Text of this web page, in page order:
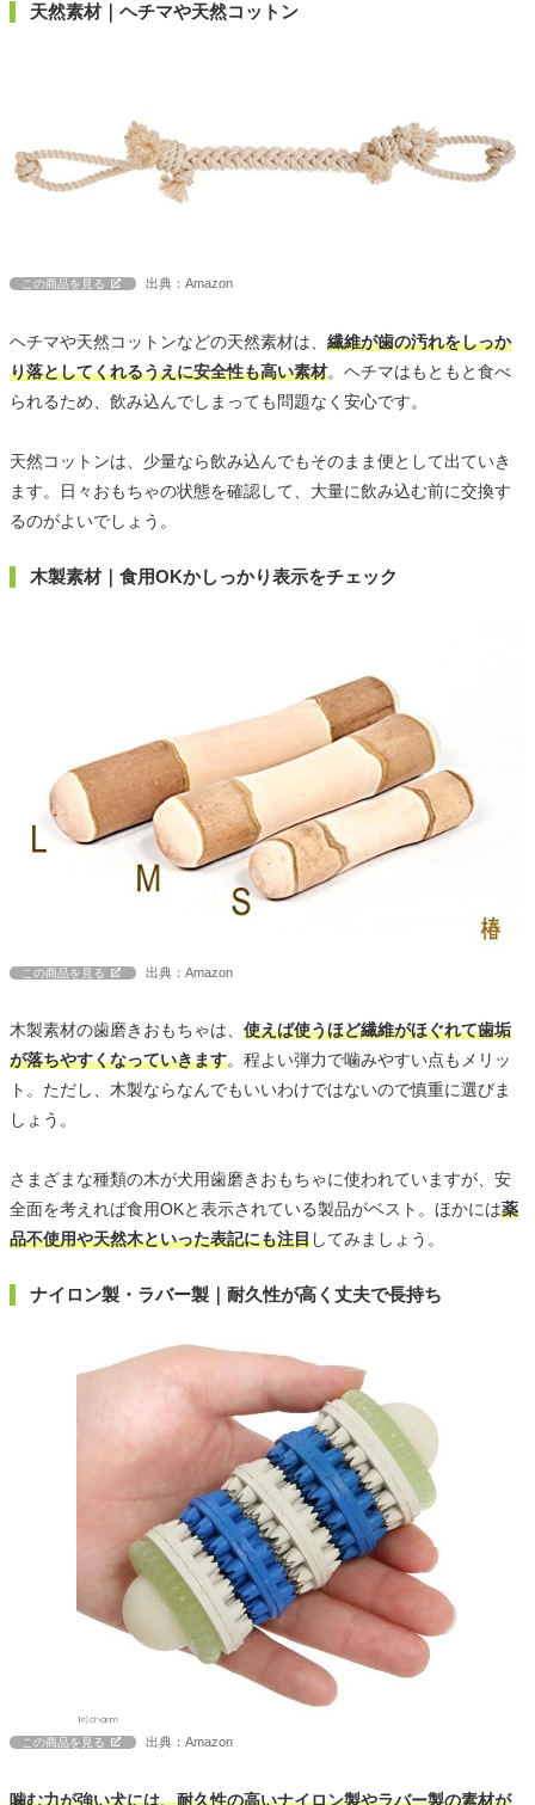
天然素材｜ヘチマや天然コットン
この商品を見る 出典：Amazon
ヘチマや天然コットンなどの天然素材は、 繊維が歯の汚れをしっか
り落としてくれるうえに安全性も高い素材。ヘチマはもともと食べ
られるため、飲み込んでしまっても問題なく安心です。
天然コットンは、少量なら飲み込んでもそのまま便として出ていき
ます。日々おもちゃの状態を確認して、大量に飲み込む前に交換す
るのがよいでしょう。
木製素材｜食用OKかしっかり表示をチェック
この商品を見る 出典：Amazon
木製素材の歯磨きおもちゃは、 使えば使うほど繊維がほぐれて歯垢
が落ちやすくなっていきます。程よい弾力で噛みやすい点もメリッ
ト。ただし、木製ならなんでもいいわけではないので慎重に選びま
しょう。
さまざまな種類の木が犬用歯磨きおもちゃに使われていますが、安
全面を考えれば食用OKと表示されている製品がベスト。ほかには薬
品不使用や天然木といった表記にも注目してみましょう。
ナイロン製・ラバー製｜耐久性が高く丈夫で長持ち
この商品を見る 出典：Amazon
噛む力が強い犬には、耐久性の高いナイロン製やラバー製の素材が